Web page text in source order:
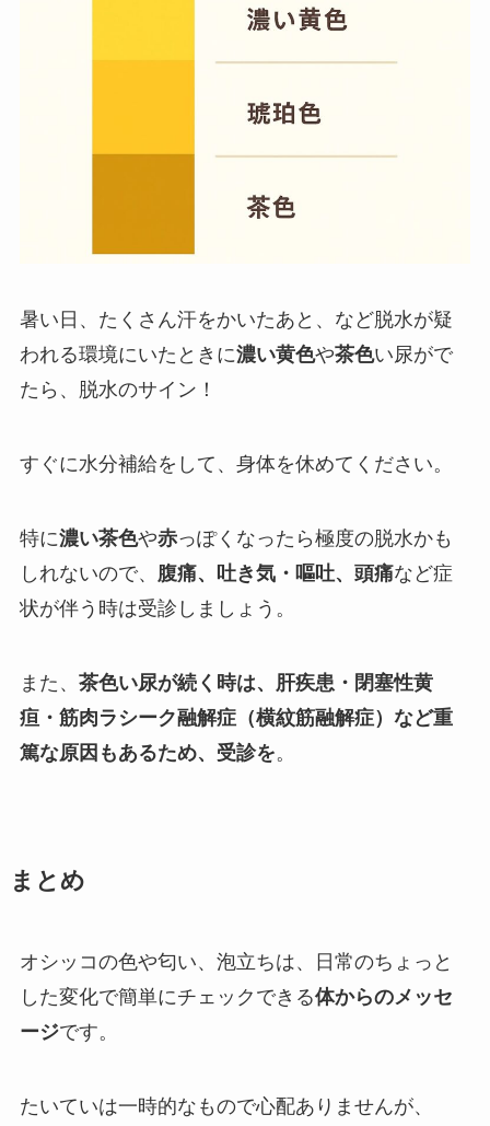
暑い日、たくさん汗をかいたあと、など脱水が疑
われる環境にいたときに濃い黄色や茶色い尿がで
たら、脱水のサイン！
すぐに水分補給をして、身体を休めてください。
特に濃い茶色や赤っぽくなったら極度の脱水かも
しれないので、 腹痛、吐き気・嘔吐、頭痛など症
状が伴う時は受診しましょう。
また、 茶色い尿が続く時は、肝疾患・閉塞性黄
疸・筋肉ラシーク融解症（横紋筋融解症）など重
篤な原因もあるため、受診を。
まとめ
オシッコの色や匂い、泡立ちは、日常のちょっと
した変化で簡単にチェックできる体からのメッセ
ージです。
たいていは一時的なもので心配ありませんが、